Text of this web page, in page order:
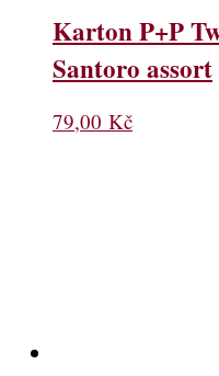
Karton P+P
Santoro assort
79,00 Kč